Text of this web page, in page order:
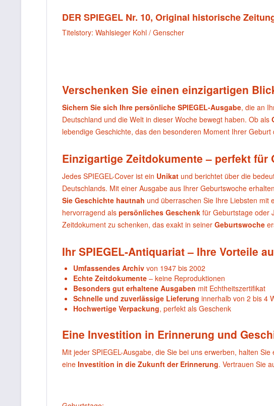
DER SPIEGEL Nr. 10, Original historische
Titelstory: Wahlsieger Kohl / Genscher
Verschenken Sie einen einzigartigen
Sichern Sie sich Ihre persönliche SPIEGEL-Ausgabe, die an
Deutschland und die Welt in dieser Woche bewegt haben. Ob als
lebendige Geschichte, das den besonderen Moment Ihrer Geburt
Einzigartige Zeitdokumente – perfekt für
Jedes SPIEGEL-Cover ist ein Unikat und berichtet über die
Deutschlands. Mit einer Ausgabe aus Ihrer Geburtswoche
Sie Geschichte hautnah und überraschen Sie Ihre Liebsten mit
hervorragend als persönliches Geschenk für Geburtstage oder
Zeitdokument zu schenken, das exakt in seiner Geburtswoche
Ihr SPIEGEL-Antiquariat – Ihre Vorteile
Umfassendes Archiv von 1947 bis 2002
Echte Zeitdokumente – keine Reproduktionen
Besonders gut erhaltene Ausgaben mit Echtheitszertifikat
Schnelle und zuverlässige Lieferung innerhalb von 2 bis 4
Hochwertige Verpackung, perfekt als Geschenk
Eine Investition in Erinnerung und
Mit jeder SPIEGEL-Ausgabe, die Sie bei uns erwerben, halten
eine Investition in die Zukunft der Erinnerung. Vertrauen Sie